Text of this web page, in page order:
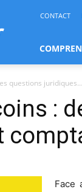
CONTACT
questions
:
Face